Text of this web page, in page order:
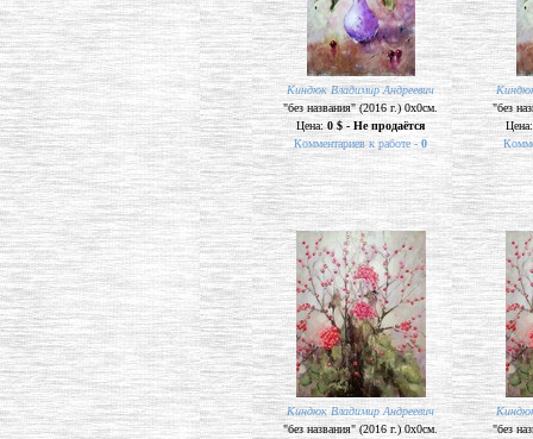
Киндюк Владимир Андреевич
"без названия" (2016 г.) 0х0см.
Цена:0 $ - Не продаётся
Комментариев к работе - 0
"без
Киндюк Владимир Андреевич
"без названия" (2016 г.) 0х0см.
"без